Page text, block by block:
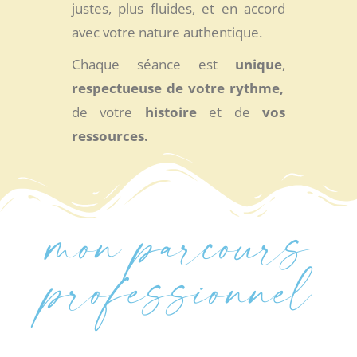
justes, plus fluides, et en accord
avec votre nature authentique.
Chaque séance est unique,
respectueuse de votre rythme,
de votre histoireet devos
ressources.
mon parcours
professionnel